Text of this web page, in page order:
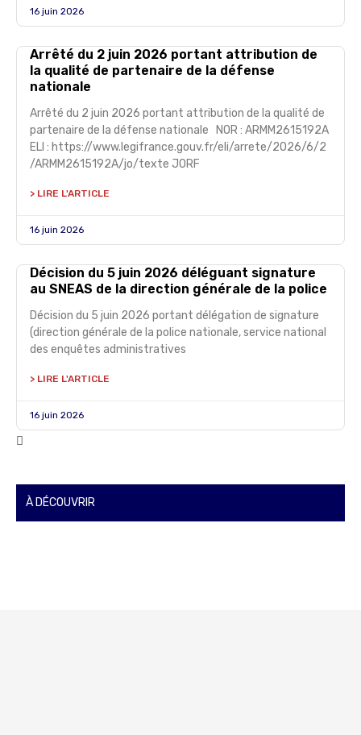
16 juin 2026
Arrêté du 2 juin 2026 portant attribution de
la qualité de partenaire de la défense
nationale
Arrêté du 2 juin 2026 portant attribution de la qualité de
partenaire de la défense nationale NOR : ARMM2615192A
ELI : https://www.legifrance.gouv.fr/eli/arrete/2026/6/2
/ARMM2615192A/jo/texte JORF
> LIRE L'ARTICLE
16 juin 2026
Décision du 5 juin 2026 déléguant signature
au SNEAS de la direction générale de la police
Décision du 5 juin 2026 portant délégation de signature
(direction générale de la police nationale, service national
des enquêtes administratives
> LIRE L'ARTICLE
16 juin 2026
À DÉCOUVRIR